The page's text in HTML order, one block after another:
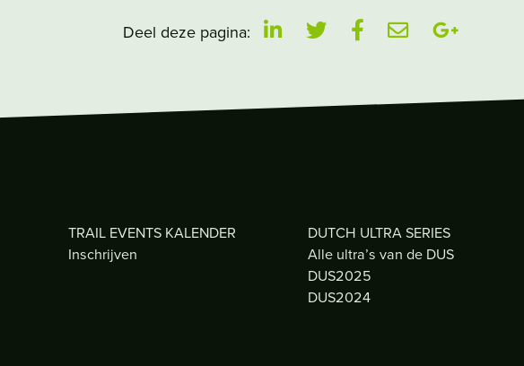
Deel deze pagina:
TRAIL EVENTS KALENDER
Inschrijven
DUTCH ULTRA SERIES
Alle ultra’s van de DUS
DUS2025
DUS2024